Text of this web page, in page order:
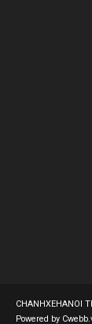
CHANHXEHANOI
Powered by